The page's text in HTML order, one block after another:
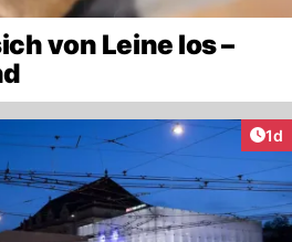
von Leine los –
1d